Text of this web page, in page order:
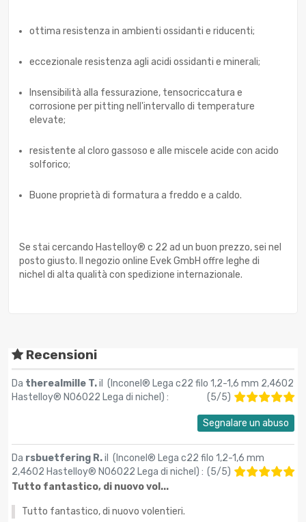
ottima resistenza in ambienti ossidanti e riducenti;
eccezionale resistenza agli acidi ossidanti e minerali;
Insensibilità alla fessurazione, tensocriccatura e
corrosione per pitting nell'intervallo di temperature
elevate;
resistente al cloro gassoso e alle miscele acide con acido
solforico;
Buone proprietà di formatura a freddo e a caldo.
Se stai cercando Hastelloy® c 22 ad un buon prezzo, sei nel
posto giusto. Il negozio online Evek GmbH offre leghe di
nichel di alta qualità con spedizione internazionale.
Recensioni
Da therealmille T.il (Inconel® Lega c22 filo 1,2-1,6 mm 2,4602
Hastelloy® N06022 Lega di nichel) : (5/5)
Segnalare un abuso
Da rsbuetfering R.il (Inconel® Lega c22 filo 1,2-1,6 mm
2,4602 Hastelloy® N06022 Lega di nichel) : (5/5)
Tutto fantastico, di nuovo vol...
Tutto fantastico, di nuovo volentieri.